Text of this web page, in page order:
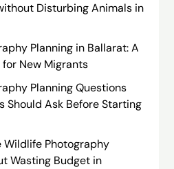
Disturbing Animals in
Planning in Ballarat: A
New Migrants
Planning Questions
Should Ask Before Starting
Wildlife Photography
Wasting Budget in